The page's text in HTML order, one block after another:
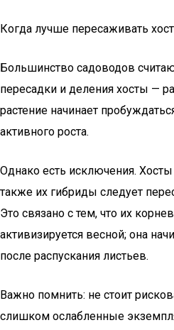
Когда лучше пересаживать
Большинство садоводов
пересадки и деления хосты —
растение начинает
активного роста.
Однако есть исключения.
также их гибриды следует
Это связано с тем, что их
активизируется весной; она
после распускания листьев.
Важно помнить: не стоит
слишком ослабленные